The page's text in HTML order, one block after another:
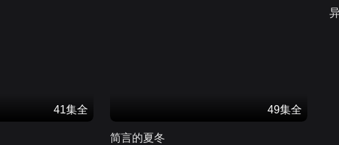
41集全 49集全
简言的夏冬